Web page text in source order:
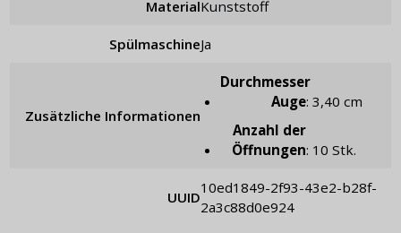
Material Kunststoff
Spülmaschine Ja
Zusätzliche Informationen
Durchmesser
Auge: 3,40 cm
Anzahl der
Öffnungen: 10 Stk.
UUID
10ed1849-2f93-43e2-b28f-
2a3c88d0e924